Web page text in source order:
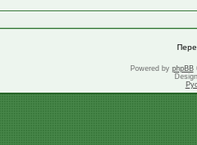
Powered by phpBB